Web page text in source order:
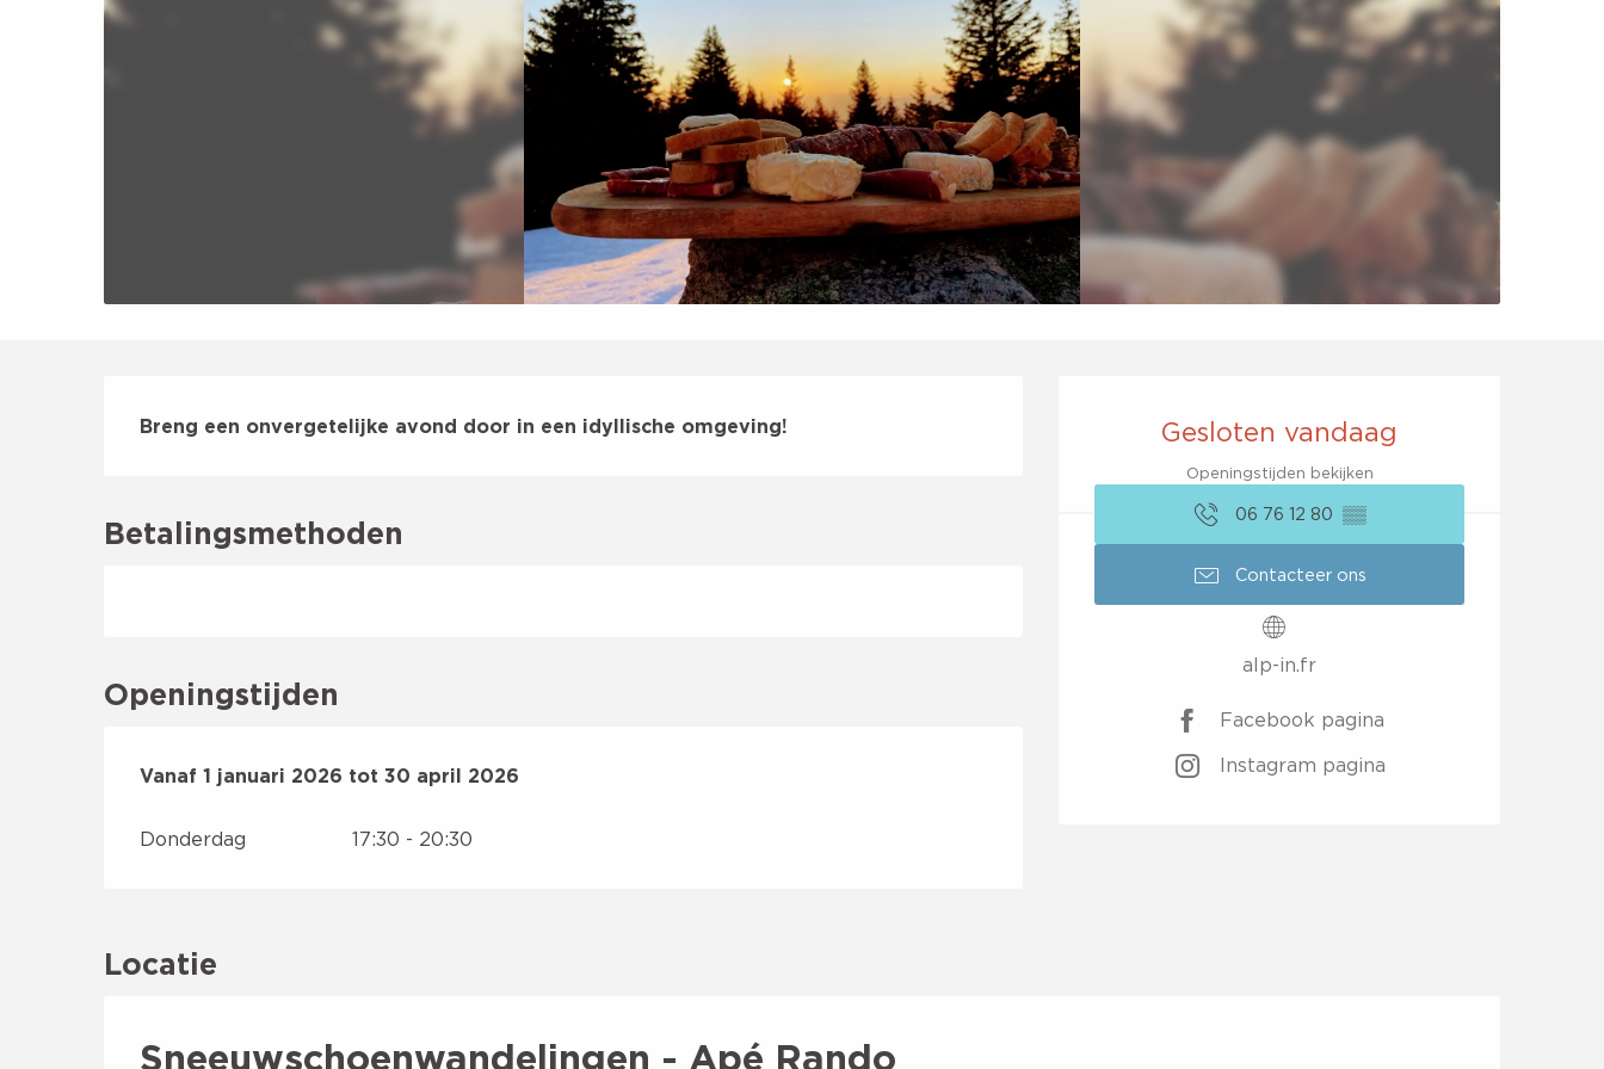
Openingstijden en
Gesloten vandaag
Openingstijden bekijken
06 76 12 80 ▒▒
Contacteer ons
alp-in.fr
Facebook pagina
Instagram pagina
Beschrijving
Breng een onvergetelijke avond door in een idyllische omgeving!
Betalingsmethoden
Openingstijden
Vanaf 1 januari 2026 tot 30 april 2026
Vanaf 1 januari 2026 tot 30 april 2026
Donderdag 17:30 - 20:30
Locatie
Sneeuwschoenwandelingen - Apé Rando